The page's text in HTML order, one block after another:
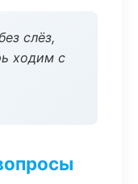
слёз,
ходим с